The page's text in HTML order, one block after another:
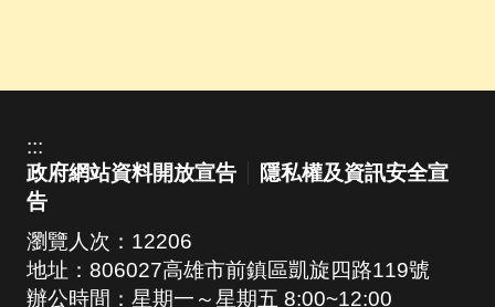
:::
政府網站資料開放宣告
隱私權及資訊安全宣
告
瀏覽人次： 12206
地址：806027高雄市前鎮區凱旋四路119號
辦公時間：星期一～星期五 8:00~12:00